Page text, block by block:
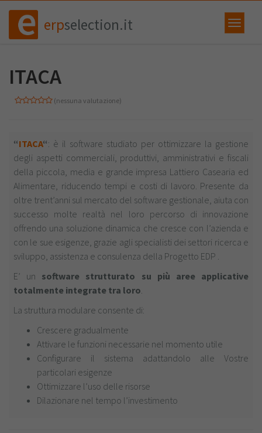
erpselection.it
ITACA
(nessuna valutazione)
“ITACA“: è il software studiato per ottimizzare la gestione
degli aspetti commerciali, produttivi, amministrativi e fiscali
della piccola, media e grande impresa Lattiero Casearia ed
Alimentare, riducendo tempi e costi di lavoro. Presente da
oltre trent’anni sul mercato del software gestionale, aiuta con
successo molte realtà nel loro percorso di innovazione
offrendo una soluzione dinamica che cresce con l’azienda e
con le sue esigenze, grazie agli specialisti dei settori ricerca e
sviluppo, assistenza e consulenza della Progetto EDP .
E’ un software strutturato su più aree applicative
totalmente integrate tra loro.
La struttura modulare consente di:
Crescere gradualmente
Attivare le funzioni necessarie nel momento utile
Configurare il sistema adattandolo alle Vostre
particolari esigenze
Ottimizzare l’uso delle risorse
Dilazionare nel tempo l’investimento